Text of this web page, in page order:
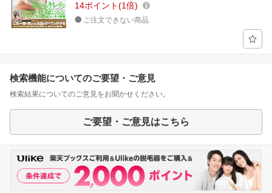
14ポイント 1倍
ご注文できない商品
検索機能についてのご要望・ご意見
検索結果についてのご意見をお聞かせください。
ご要望・ご意見はこちら